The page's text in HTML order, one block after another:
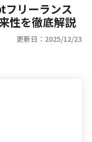
フリーランス
性を徹底解説
更新日：2025/12/23